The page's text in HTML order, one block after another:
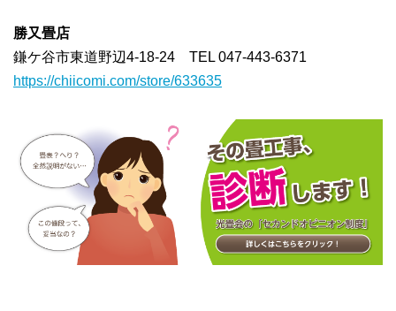
勝又畳店
鎌ケ谷市東道野辺4-18-24 TEL 047-443-6371
https://chiicomi.com/store/633635